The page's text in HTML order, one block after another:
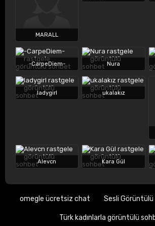
MARALL
-CarpeDiem- Nura
ladygirl ukalakız
Alevcn Kara Gül
omegle ücretsiz chat Sesli
Türk kadınlarla görüntülü